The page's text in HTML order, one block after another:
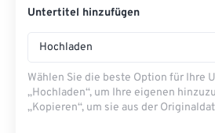
Untertitel hinzufügen
Hochladen
Wählen Sie die beste Option für Ihre
„Hochladen“, um Ihre eigenen
„Kopieren“, um sie aus der